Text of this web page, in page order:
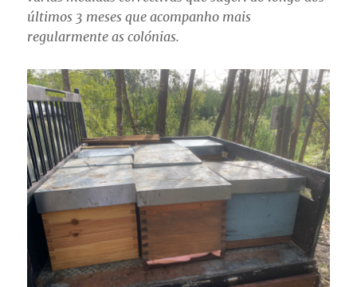
últimos 3 meses que acompanho mais
regularmente as colónias.